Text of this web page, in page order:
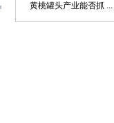
黄桃罐头产业能否抓 ...